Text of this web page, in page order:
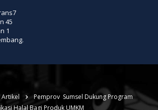
45
1
Artikel
Pemprov Sumsel Dukung Program
Halal Bagi Produk UMKM